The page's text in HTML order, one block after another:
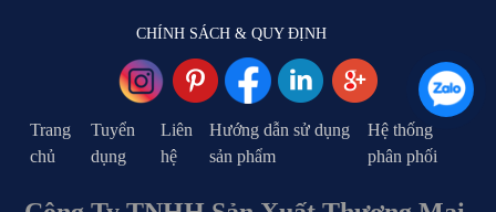
CHÍNH SÁCH & QUY ĐỊNH
Trang
chủ
Tuyển
dụng
Liên
hệ
Hướng dẫn sử dụng
sản phẩm
Hệ thống
phân phối